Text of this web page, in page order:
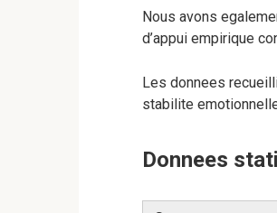
Nous avons
d’appui empirique
Les donnees
stabilite
Donnees